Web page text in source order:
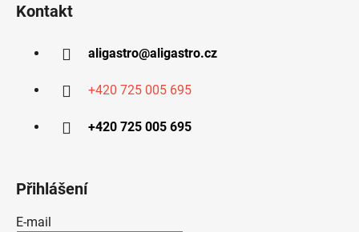
Kontakt
aligastro@aligastro.cz
+420 725 005 695
+420 725 005 695
Přihlášení
E-mail